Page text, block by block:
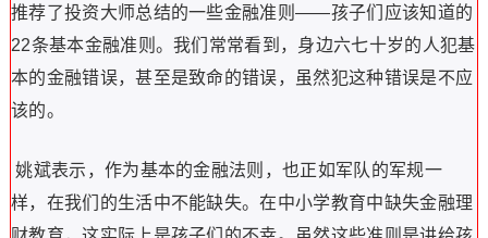
推荐了投资大师总结的一些金融准则——孩子们应该知道的
22条基本金融准则。我们常常看到，身边六七十岁的人犯基
本的金融错误，甚至是致命的错误，虽然犯这种错误是不应
该的。
姚斌表示，作为基本的金融法则，也正如军队的军规一
样，在我们的生活中不能缺失。在中小学教育中缺失金融理